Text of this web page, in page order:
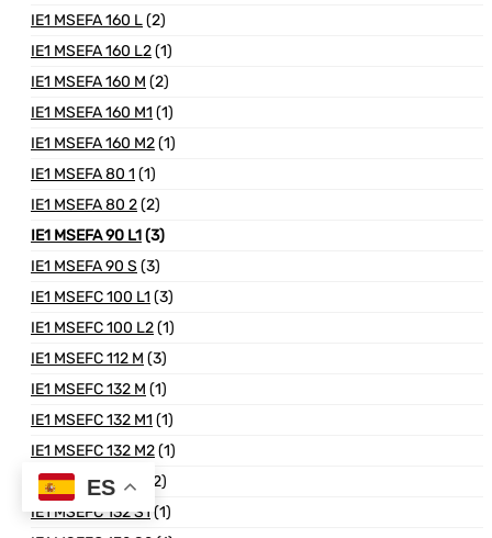
IE1 MSEFA 160 L(2)
IE1 MSEFA 160 L2(1)
IE1 MSEFA 160 M (2)
IE1 MSEFA 160 M1 (1)
IE1 MSEFA 160 M2(1)
IE1 MSEFA 80 1 (1)
IE1 MSEFA 80 2(2)
IE1 MSEFA 90 L1(3)
IE1 MSEFA 90 S (3)
IE1 MSEFC 100 L1 (3)
IE1 MSEFC 100 L2(1)
IE1 MSEFC 112 M (3)
IE1 MSEFC 132 M (1)
IE1 MSEFC 132 M1 (1)
IE1 MSEFC 132 M2(1)
IE1 MSEFC 132 S
(2)
IE1 MSEFC 132 S1 (1)
ES